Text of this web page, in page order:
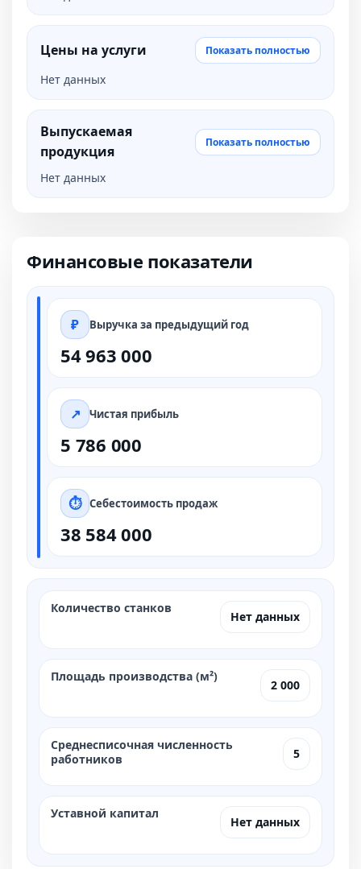
Цены на услуги Показать полностью
Нет данных
Выпускаемая
продукция
Показать полностью
Нет данных
Финансовые показатели
Выручка за предыдущий год
54 963 000
Чистая прибыль
5 786 000
Себестоимость продаж
38 584 000
Количество станков
Нет данных
Площадь производства (м²)
2 000
Среднесписочная численность
работников
5
Уставной капитал
Нет данных